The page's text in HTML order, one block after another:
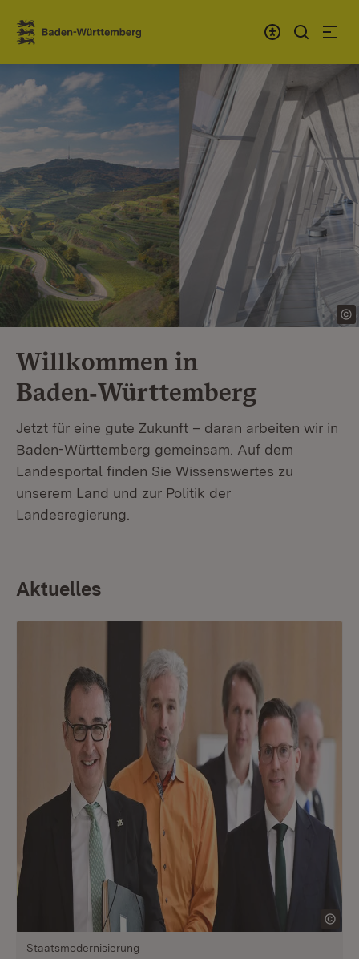
Zum Inhalt springen
Link zur Startseite
Willkommen in
Baden‑Württemberg
Jetzt für eine gute Zukunft – daran arbeiten wir in
Baden-Württemberg gemeinsam. Auf dem
Landesportal finden Sie Wissenswertes zu
unserem Land und zur Politik der
Landesregierung.
Aktuelles
Staatsmodernisierung